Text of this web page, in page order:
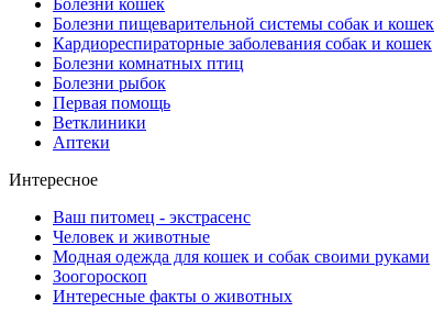
Болезни пищеварительной системы собак и кошек
Кардиореспираторные заболевания собак и кошек
Болезни комнатных птиц
Болезни рыбок
Первая помощь
Ветклиники
Аптеки
Интересное
Ваш питомец - экстрасенс
Человек и животные
Модная одежда для кошек и собак своими руками
Зоогороскоп
Интересные факты о животных